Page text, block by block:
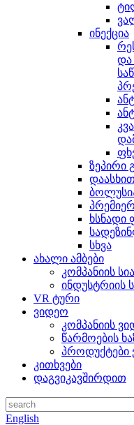
ინექცია
და
ზეპირი
ხსნადი
სხვა
ახალი ამბები
კომპანიის
ინდუსტრიის
VR ტური
ვიდეო
კომპანიის
წარმოების
პროდუქტები
კითხვები
დაგვიკავშირდით
English